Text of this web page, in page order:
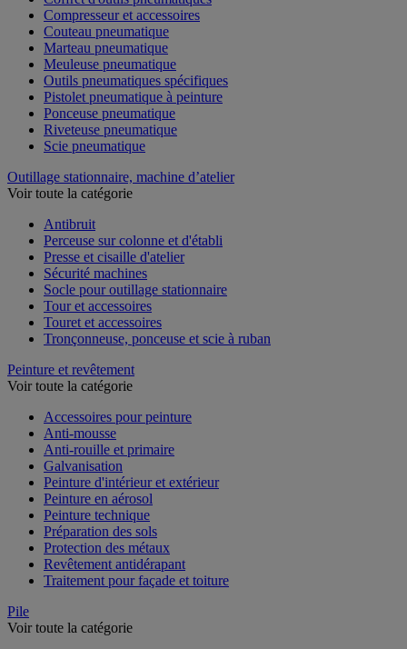
Compresseur et accessoires
Couteau pneumatique
Marteau pneumatique
Meuleuse pneumatique
Outils pneumatiques spécifiques
Pistolet pneumatique à peinture
Ponceuse pneumatique
Riveteuse pneumatique
Scie pneumatique
Outillage stationnaire, machine d’atelier
Voir toute la catégorie
Antibruit
Perceuse sur colonne et d'établi
Presse et cisaille d'atelier
Sécurité machines
Socle pour outillage stationnaire
Tour et accessoires
Touret et accessoires
Tronçonneuse, ponceuse et scie à ruban
Peinture et revêtement
Voir toute la catégorie
Accessoires pour peinture
Anti-mousse
Anti-rouille et primaire
Galvanisation
Peinture d'intérieur et extérieur
Peinture en aérosol
Peinture technique
Préparation des sols
Protection des métaux
Revêtement antidérapant
Traitement pour façade et toiture
Pile
Voir toute la catégorie